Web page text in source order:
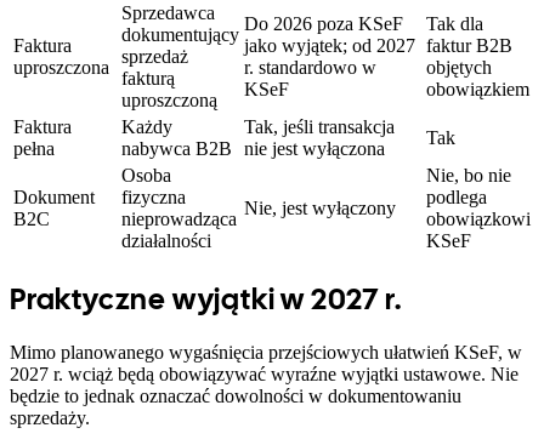
Faktura
uproszczona
Sprzedawca
dokumentujący
sprzedaż
fakturą
uproszczoną
Do 2026 poza KSeF
jako wyjątek; od 2027
r. standardowo w
KSeF
Tak dla
faktur B2B
objętych
obowiązkiem
Faktura
pełna
Każdy
nabywca B2B
Tak, jeśli transakcja
nie jest wyłączona
Tak
Dokument
B2C
Osoba
fizyczna
nieprowadząca
działalności
Nie, jest wyłączony
Nie, bo nie
podlega
obowiązkowi
KSeF
Praktyczne wyjątki w 2027 r.
Mimo planowanego wygaśnięcia przejściowych ułatwień KSeF, w
2027 r. wciąż będą obowiązywać wyraźne wyjątki ustawowe. Nie
będzie to jednak oznaczać dowolności w dokumentowaniu
sprzedaży.